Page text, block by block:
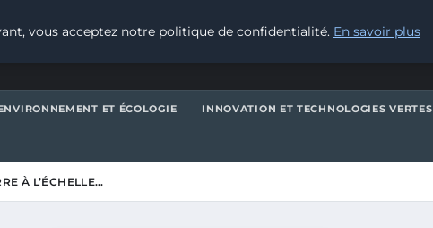
ET ÉCOLOGIE INNOVATION ET TECHNOLOGIES VERTES
À L’ÉCHELLE…
vous acceptez notre politique de confidentialité. En savoir plus